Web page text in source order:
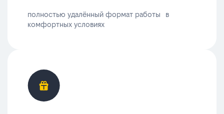
полностью удалённый формат работы в
комфортных условиях